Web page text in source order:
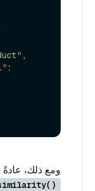
,
:
ومع ذلك، عادةً